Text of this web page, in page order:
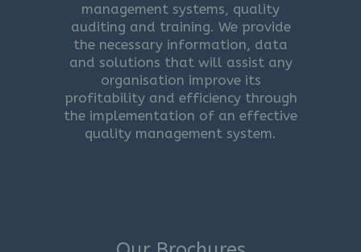
management systems, quality
auditing and training. We provide
the necessary information, data
and solutions that will assist any
organisation improve its
profitability and efficiency through
the implementation of an effective
quality management system.